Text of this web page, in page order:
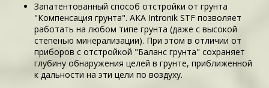
Запатентованный способ отстройки от грунта
"Компенсация грунта". АКА Intronik STF позволяет
работать на любом типе грунта (даже с высокой
степенью минерализации). При этом в отличии от
приборов с отстройкой "Баланс грунта" сохраняет
глубину обнаружения целей в грунте, приближенной
к дальности на эти цели по воздуху.